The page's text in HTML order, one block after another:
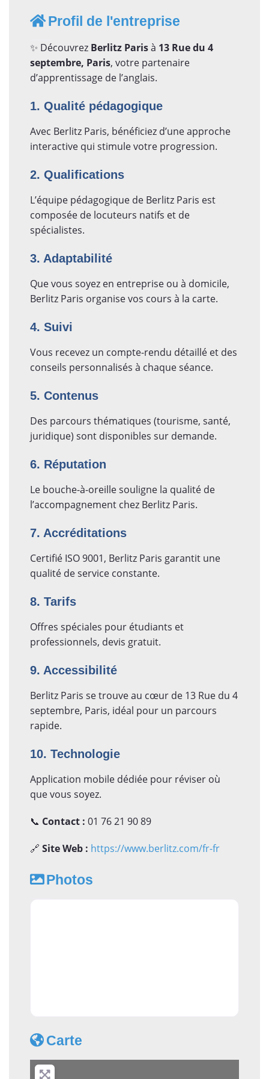
Profil de l'entreprise
✨ Découvrez Berlitz Parisà 13 Rue du 4
septembre, Paris, votre partenaire
d’apprentissage de l’anglais.
1. Qualité pédagogique
Avec Berlitz Paris, bénéficiez d’une approche
interactive qui stimule votre progression.
2. Qualifications
L’équipe pédagogique de Berlitz Paris est
composée de locuteurs natifs et de
spécialistes.
3. Adaptabilité
Que vous soyez en entreprise ou à domicile,
Berlitz Paris organise vos cours à la carte.
4. Suivi
Vous recevez un compte-rendu détaillé et des
conseils personnalisés à chaque séance.
5. Contenus
Des parcours thématiques (tourisme, santé,
juridique) sont disponibles sur demande.
6. Réputation
Le bouche-à-oreille souligne la qualité de
l’accompagnement chez Berlitz Paris.
7. Accréditations
Certifié ISO 9001, Berlitz Paris garantit une
qualité de service constante.
8. Tarifs
Offres spéciales pour étudiants et
professionnels, devis gratuit.
9. Accessibilité
Berlitz Paris se trouve au cœur de 13 Rue du 4
septembre, Paris, idéal pour un parcours
rapide.
10. Technologie
Application mobile dédiée pour réviser où
que vous soyez.
📞 Contact : 01 76 21 90 89
🔗 Site Web : https://www.berlitz.com/fr-fr
Photos
Carte